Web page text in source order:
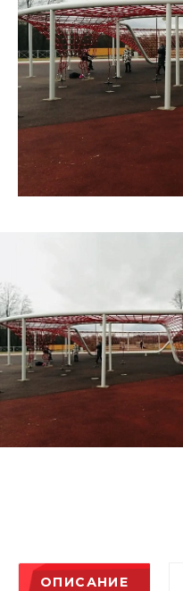
ОПИСАНИЕ